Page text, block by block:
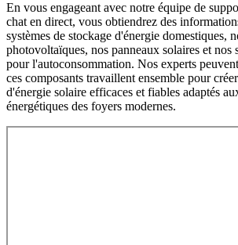
En vous engageant avec notre équipe de
chat en direct, vous obtiendrez des
systèmes de stockage d'énergie domestiques,
photovoltaïques, nos panneaux solaires et nos
pour l'autoconsommation. Nos experts
ces composants travaillent ensemble pour
d'énergie solaire efficaces et fiables adaptés
énergétiques des foyers modernes.